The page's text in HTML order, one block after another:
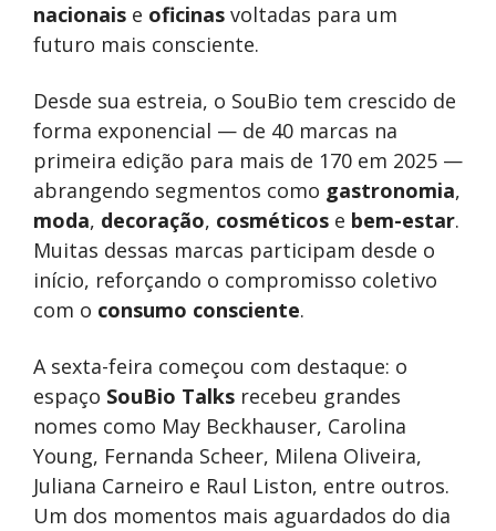
nacionais e oficinas voltadas para um
futuro mais consciente.
Desde sua estreia, o SouBio tem crescido de
forma exponencial — de 40 marcas na
primeira edição para mais de 170 em 2025 —
abrangendo segmentos como gastronomia,
moda, decoração, cosméticos e bem-estar.
Muitas dessas marcas participam desde o
início, reforçando o compromisso coletivo
com o consumo consciente.
A sexta-feira começou com destaque: o
espaço SouBio Talks recebeu grandes
nomes como May Beckhauser, Carolina
Young, Fernanda Scheer, Milena Oliveira,
Juliana Carneiro e Raul Liston, entre outros.
Um dos momentos mais aguardados do dia